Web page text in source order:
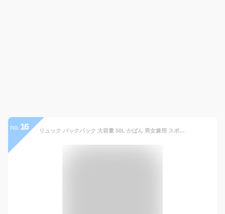
no. 16 リュック バックパック 大容量 50L かばん 男女兼用 スポーツリュック ジムバッグ キャンプ用品 部活 出張 旅行 ウトドア用品 キャンプ用品 学生 高校生 父の日 母の日 プレゼント ギフト